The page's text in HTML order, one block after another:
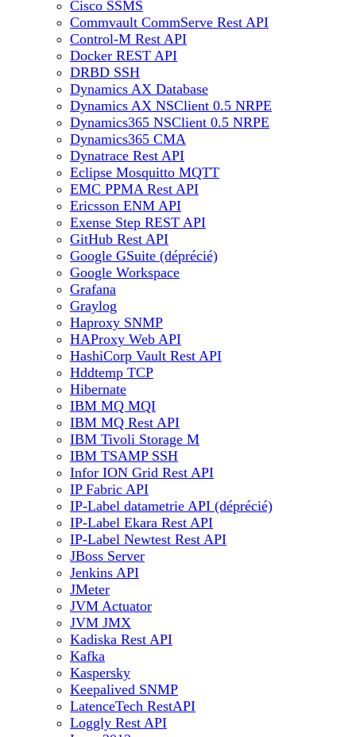
Cisco SSMS
Commvault CommServe Rest API
Control-M Rest API
Docker REST API
DRBD SSH
Dynamics AX Database
Dynamics AX NSClient 0.5 NRPE
Dynamics365 NSClient 0.5 NRPE
Dynamics365 CMA
Dynatrace Rest API
Eclipse Mosquitto MQTT
EMC PPMA Rest API
Ericsson ENM API
Exense Step REST API
GitHub Rest API
Google GSuite (déprécié)
Google Workspace
Grafana
Graylog
Haproxy SNMP
HAProxy Web API
HashiCorp Vault Rest API
Hddtemp TCP
Hibernate
IBM MQ MQI
IBM MQ Rest API
IBM Tivoli Storage M
IBM TSAMP SSH
Infor ION Grid Rest API
IP Fabric API
IP-Label datametrie API (déprécié)
IP-Label Ekara Rest API
IP-Label Newtest Rest API
JBoss Server
Jenkins API
JMeter
JVM Actuator
JVM JMX
Kadiska Rest API
Kafka
Kaspersky
Keepalived SNMP
LatenceTech RestAPI
Loggly Rest API